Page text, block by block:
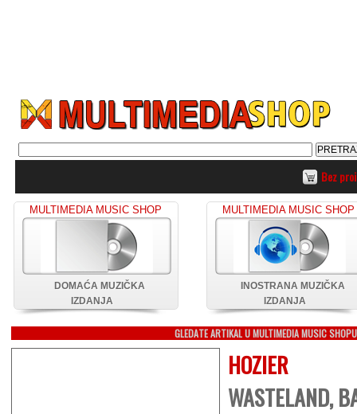
Bez
MULTIMEDIA MUSIC SHOP
DOMAĆA MUZIČKA
IZDANJA
MULTIMEDIA MUSIC SHOP
INOSTRANA MUZIČKA
IZDANJA
GLEDATE ARTIKAL U MULTIMEDIA MUSIC SHOPU
HOZIER
WASTELAND,